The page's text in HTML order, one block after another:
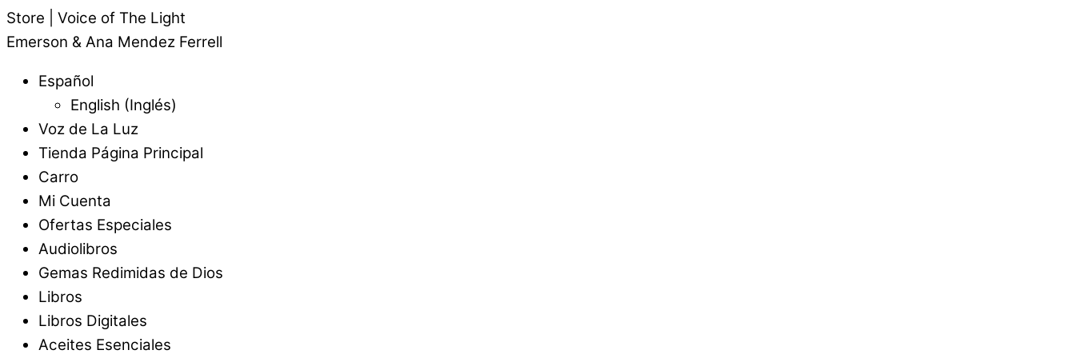
Store | Voice of The Light
Emerson & Ana Mendez Ferrell
Español
English (Inglés)
Voz de La Luz
Tienda Página Principal
Carro
Mi Cuenta
Ofertas Especiales
Audiolibros
Gemas Redimidas de Dios
Libros
Libros Digitales
Aceites Esenciales